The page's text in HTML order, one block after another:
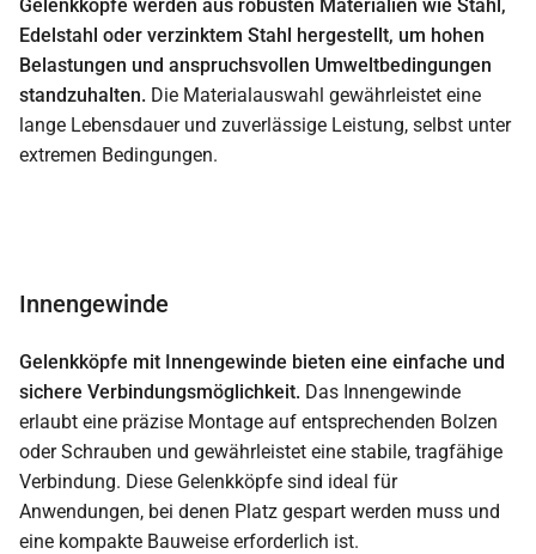
Gelenkköpfe werden aus robusten Materialien wie Stahl,
Edelstahl oder verzinktem Stahl hergestellt, um hohen
Belastungen und anspruchsvollen Umweltbedingungen
standzuhalten. Die Materialauswahl gewährleistet eine
lange Lebensdauer und zuverlässige Leistung, selbst unter
extremen Bedingungen.
Innengewinde
Gelenkköpfe mit Innengewinde bieten eine einfache und
sichere Verbindungsmöglichkeit. Das Innengewinde
erlaubt eine präzise Montage auf entsprechenden Bolzen
oder Schrauben und gewährleistet eine stabile, tragfähige
Verbindung. Diese Gelenkköpfe sind ideal für
Anwendungen, bei denen Platz gespart werden muss und
eine kompakte Bauweise erforderlich ist.